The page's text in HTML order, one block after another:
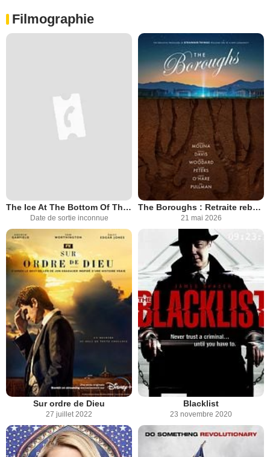
Filmographie
The Ice At The Bottom Of The World
Date de sortie inconnue
The Boroughs : Retraite rebelle
21 mai 2026
Sur ordre de Dieu
27 juillet 2022
Blacklist
23 novembre 2020